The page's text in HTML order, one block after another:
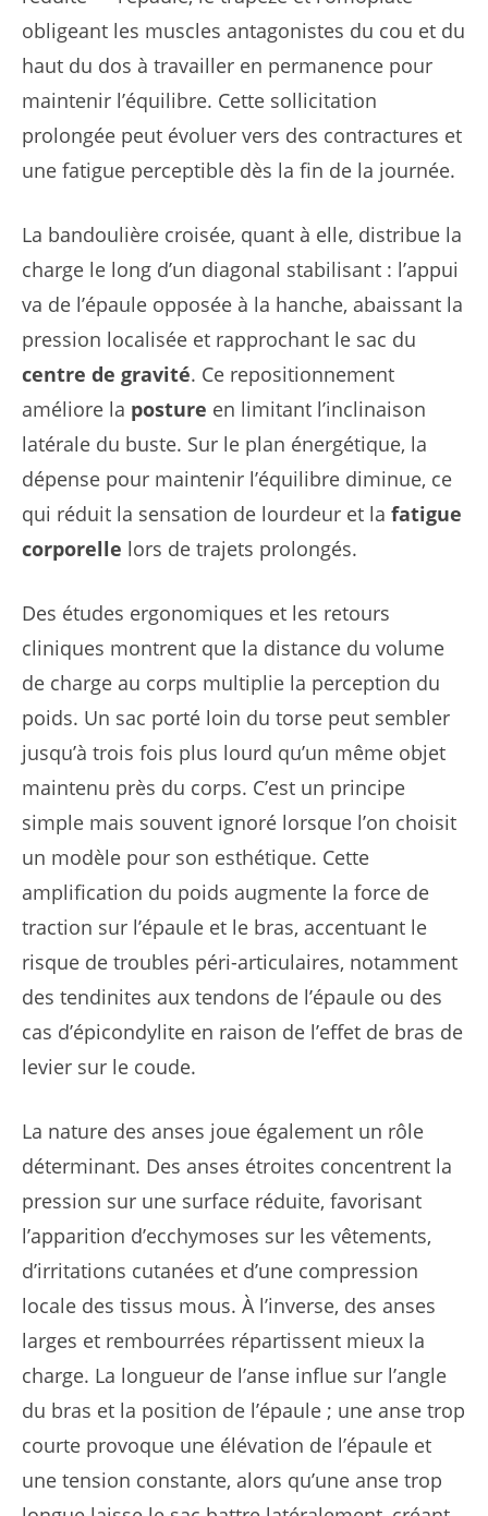
obligeant les muscles antagonistes du cou et du
haut du dos à travailler en permanence pour
maintenir l’équilibre. Cette sollicitation
prolongée peut évoluer vers des contractures et
une fatigue perceptible dès la fin de la journée.
La bandoulière croisée, quant à elle, distribue la
charge le long d’un diagonal stabilisant : l’appui
va de l’épaule opposée à la hanche, abaissant la
pression localisée et rapprochant le sac du
centre de gravité. Ce repositionnement
améliore la posture en limitant l’inclinaison
latérale du buste. Sur le plan énergétique, la
dépense pour maintenir l’équilibre diminue, ce
qui réduit la sensation de lourdeur et la fatigue
corporelle lors de trajets prolongés.
Des études ergonomiques et les retours
cliniques montrent que la distance du volume
de charge au corps multiplie la perception du
poids. Un sac porté loin du torse peut sembler
jusqu’à trois fois plus lourd qu’un même objet
maintenu près du corps. C’est un principe
simple mais souvent ignoré lorsque l’on choisit
un modèle pour son esthétique. Cette
amplification du poids augmente la force de
traction sur l’épaule et le bras, accentuant le
risque de troubles péri-articulaires, notamment
des tendinites aux tendons de l’épaule ou des
cas d’épicondylite en raison de l’effet de bras de
levier sur le coude.
La nature des anses joue également un rôle
déterminant. Des anses étroites concentrent la
pression sur une surface réduite, favorisant
l’apparition d’ecchymoses sur les vêtements,
d’irritations cutanées et d’une compression
locale des tissus mous. À l’inverse, des anses
larges et rembourrées répartissent mieux la
charge. La longueur de l’anse influe sur l’angle
du bras et la position de l’épaule ; une anse trop
courte provoque une élévation de l’épaule et
une tension constante, alors qu’une anse trop